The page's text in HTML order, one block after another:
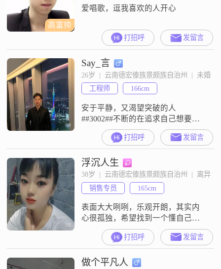
和易相处是我的特点。我热爱看电
高富帅
爱唱歌，逗我喜欢的人开心
打招呼 发留言
Say_言
26岁  |  云南德宏傣族景颇族自治州  |  未婚
工程师
166cm
安于平静，又渴望突破的人
##3002##不断的在追求自己想要的
生活##3002##
打招呼 发留言
浮沉人生
38岁  |  云南德宏傣族景颇族自治州  |  离异
销售专员
165cm
表面大大咧咧，乐观开朗，其实内
心很孤独，希望找到一个懂自己的
有缘人
打招呼 发留言
做个平凡人